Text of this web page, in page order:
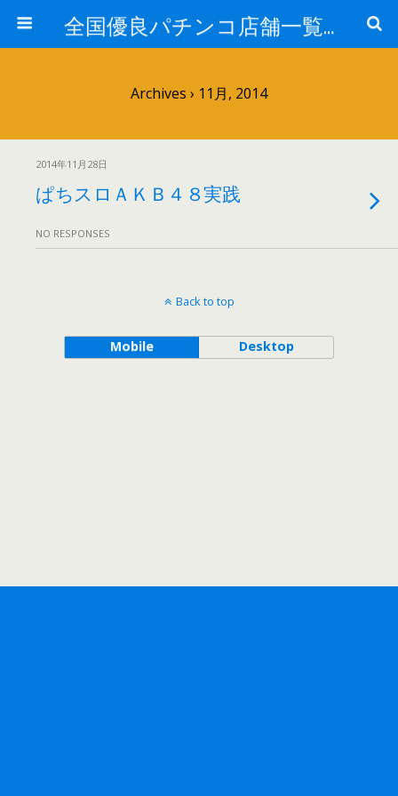
全国優良パチンコ店舗一覧：プロ厳選ガイド
Archives › 11月, 2014
2014年11月28日
ぱちスロＡＫＢ４８実践
NO RESPONSES
Back to top
Mobile Desktop